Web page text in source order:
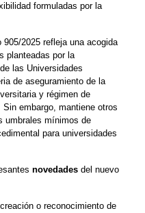
formuladas por la
2025 refleja una acogida
planteadas por la
las Universidades
de aseguramiento de la
y régimen de
embargo, mantiene otros
umbrales mínimos de
para universidades
novedades del nuevo
o reconocimiento de